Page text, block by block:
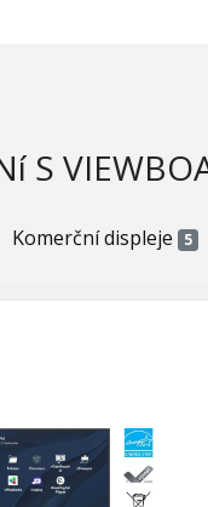
S
Komerční displeje 5